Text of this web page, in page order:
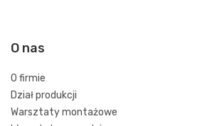
O nas
O firmie
Dział produkcji
Warsztaty montażowe